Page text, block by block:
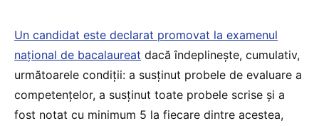
Un candidat este declarat promovat la examenul
național de bacalaureat dacă îndeplinește, cumulativ,
următoarele condiţii: a susţinut probele de evaluare a
competenţelor, a susţinut toate probele scrise și a
fost notat cu minimum 5 la fiecare dintre acestea,